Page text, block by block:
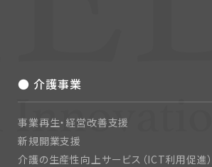
● 介護事業
事業再生・経営改善支援
新規開業支援
介護の生産性向上サービス（ICT利用促進）